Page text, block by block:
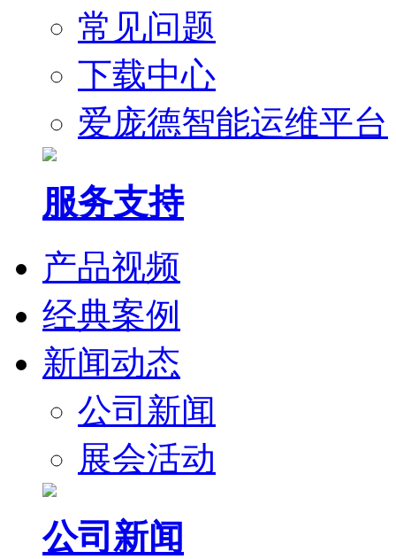
常见问题
下载中心
爱庞德智能运维平台
服务支持
产品视频
经典案例
新闻动态
公司新闻
展会活动
公司新闻